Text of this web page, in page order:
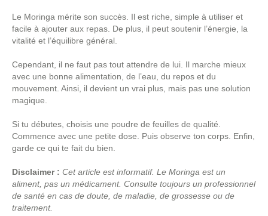
Le Moringa mérite son succès. Il est riche, simple à utiliser et
facile à ajouter aux repas. De plus, il peut soutenir l’énergie, la
vitalité et l’équilibre général.
Cependant, il ne faut pas tout attendre de lui. Il marche mieux
avec une bonne alimentation, de l’eau, du repos et du
mouvement. Ainsi, il devient un vrai plus, mais pas une solution
magique.
Si tu débutes, choisis une poudre de feuilles de qualité.
Commence avec une petite dose. Puis observe ton corps. Enfin,
garde ce qui te fait du bien.
Disclaimer : Cet article est informatif. Le Moringa est un
aliment, pas un médicament. Consulte toujours un professionnel
de santé en cas de doute, de maladie, de grossesse ou de
traitement.